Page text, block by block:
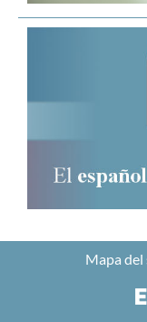
Mapa